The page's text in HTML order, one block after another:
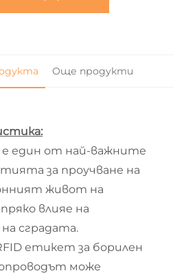
Още продукти
един от най-важните
за проучване на
живот на
влияе на
сградата.
етикет за борилен
може